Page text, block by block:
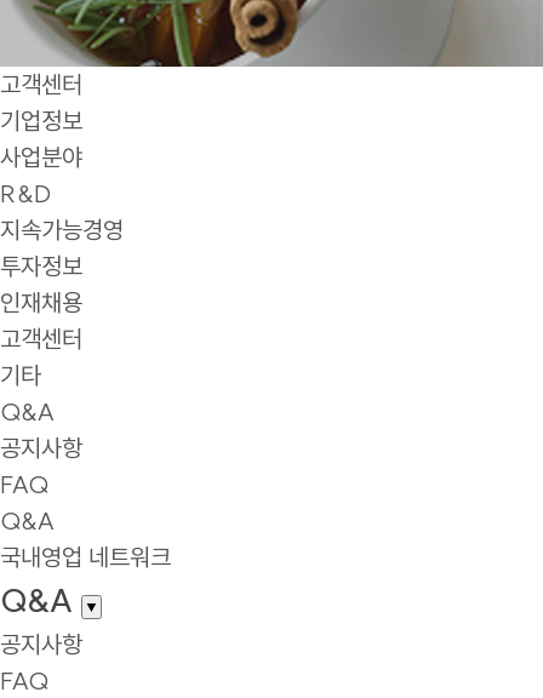
고객센터
기업정보
사업분야
R&D
지속가능경영
투자정보
인재채용
고객센터
기타
Q&A
공지사항
FAQ
Q&A
국내영업 네트워크
Q&A ▼
공지사항
FAQ